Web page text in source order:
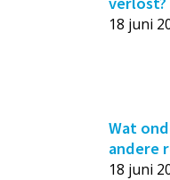
18 juni
Wat
andere
18 juni